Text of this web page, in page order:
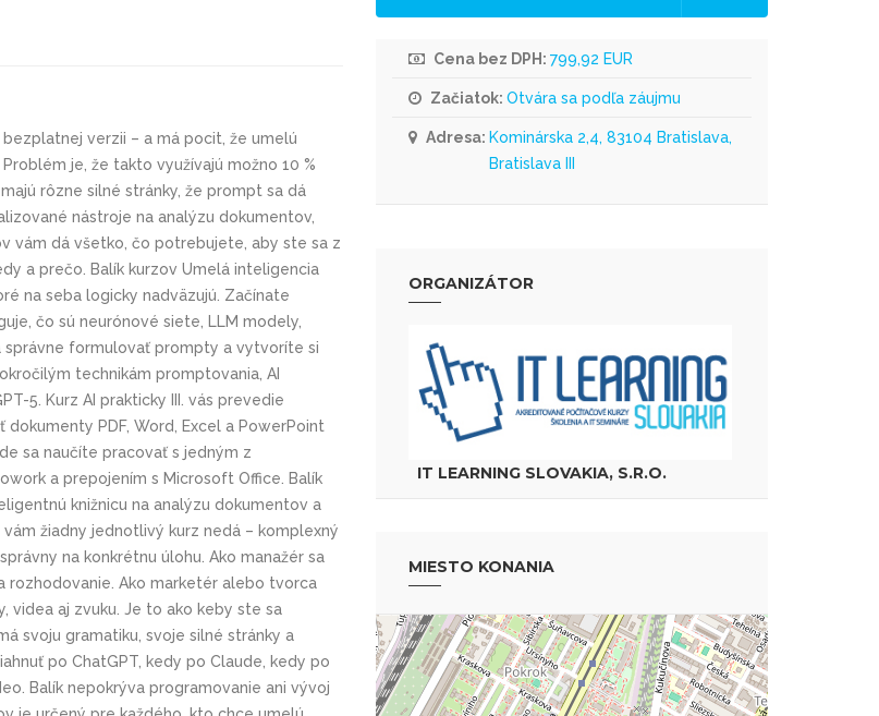
verzii – a má pocit, že umelú
je, že takto využívajú možno 10 %
rôzne silné stránky, že prompt sa dá
nástroje na analýzu dokumentov,
vám dá všetko, čo potrebujete, aby ste sa z
a prečo. Balík kurzov Umelá inteligencia
na seba logicky nadväzujú. Začínate
čo sú neurónové siete, LLM modely,
správne formulovať prompty a vytvoríte si
technikám promptovania, AI
5. Kurz AI prakticky III. vás prevedie
PDF, Word, Excel a PowerPoint
sa naučíte pracovať s jedným z
a prepojením s Microsoft Office. Balík
knižnicu na analýzu dokumentov a
žiadny jednotlivý kurz nedá – komplexný
na konkrétnu úlohu. Ako manažér sa
rozhodovanie. Ako marketér alebo tvorca
videa aj zvuku. Je to ako keby ste sa
svoju gramatiku, svoje silné stránky a
po ChatGPT, kedy po Claude, kedy po
Balík nepokrýva programovanie ani vývoj
Cena bez DPH: 799,92 EUR
Začiatok: Otvára sa podľa záujmu
Adresa: Kominárska 2,4, 83104 Bratislava,
Bratislava III
ORGANIZÁTOR
IT LEARNING SLOVAKIA, S.R.O.
MIESTO KONANIA